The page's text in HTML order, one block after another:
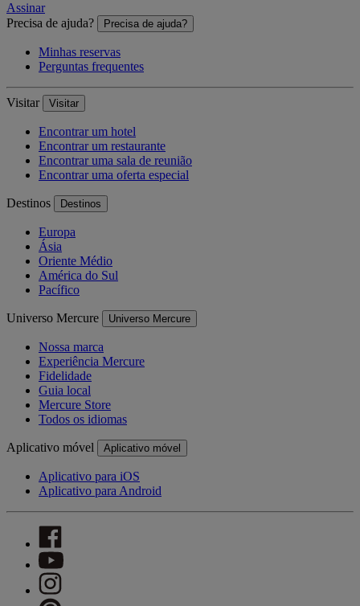
Assinar
Precisa de ajuda?
Precisa de ajuda?
Minhas reservas
Perguntas frequentes
Visitar Visitar
Encontrar um hotel
Encontrar um restaurante
Encontrar uma sala de reunião
Encontrar uma oferta especial
Destinos Destinos
Europa
Ásia
Oriente Médio
América do Sul
Pacífico
Universo Mercure Universo Mercure
Nossa marca
Experiência Mercure
Fidelidade
Guia local
Mercure Store
Todos os idiomas
Aplicativo móvel Aplicativo móvel
Aplicativo para iOS
Aplicativo para Android